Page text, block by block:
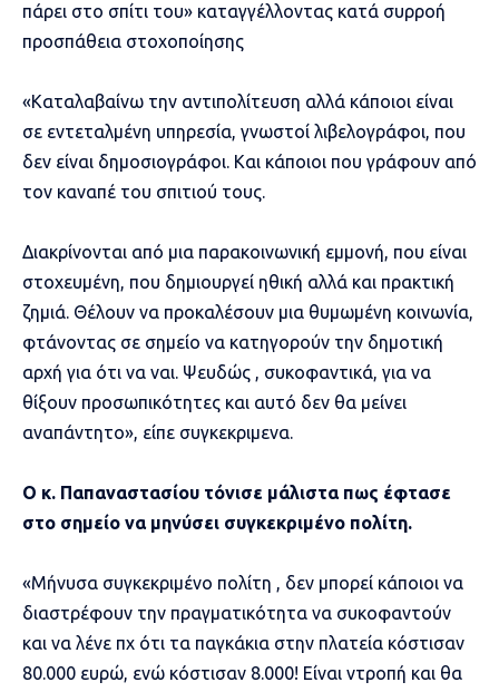
πάρει στο σπίτι του» καταγγέλλοντας κατά συρροή
προσπάθεια στοχοποίησης
«Καταλαβαίνω την αντιπολίτευση αλλά κάποιοι είναι
σε εντεταλμένη υπηρεσία, γνωστοί λιβελογράφοι, που
δεν είναι δημοσιογράφοι. Και κάποιοι που γράφουν από
τον καναπέ του σπιτιού τους.
Διακρίνονται από μια παρακοινωνική εμμονή, που είναι
στοχευμένη, που δημιουργεί ηθική αλλά και πρακτική
ζημιά. Θέλουν να προκαλέσουν μια θυμωμένη κοινωνία,
φτάνοντας σε σημείο να κατηγορούν την δημοτική
αρχή για ότι να ναι. Ψευδώς , συκοφαντικά, για να
θίξουν προσωπικότητες και αυτό δεν θα μείνει
αναπάντητο», είπε συγκεκριμενα.
Ο κ. Παπαναστασίου τόνισε μάλιστα πως έφτασε
στο σημείο να μηνύσει συγκεκριμένο πολίτη.
«Μήνυσα συγκεκριμένο πολίτη , δεν μπορεί κάποιοι να
διαστρέφουν την πραγματικότητα να συκοφαντούν
και να λένε πχ ότι τα παγκάκια στην πλατεία κόστισαν
80.000 ευρώ, ενώ κόστισαν 8.000! Είναι ντροπή και θα